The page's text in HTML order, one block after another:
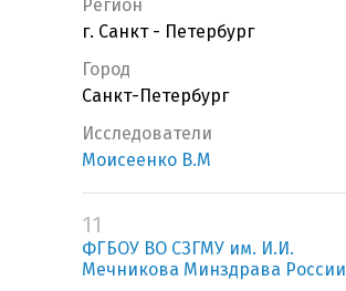
Регион
г. Санкт - Петербург
Город
Санкт-Петербург
Исследователи
Моисеенко В.М
11
ФГБОУ ВО СЗГМУ им. И.И.
Мечникова Минздрава России